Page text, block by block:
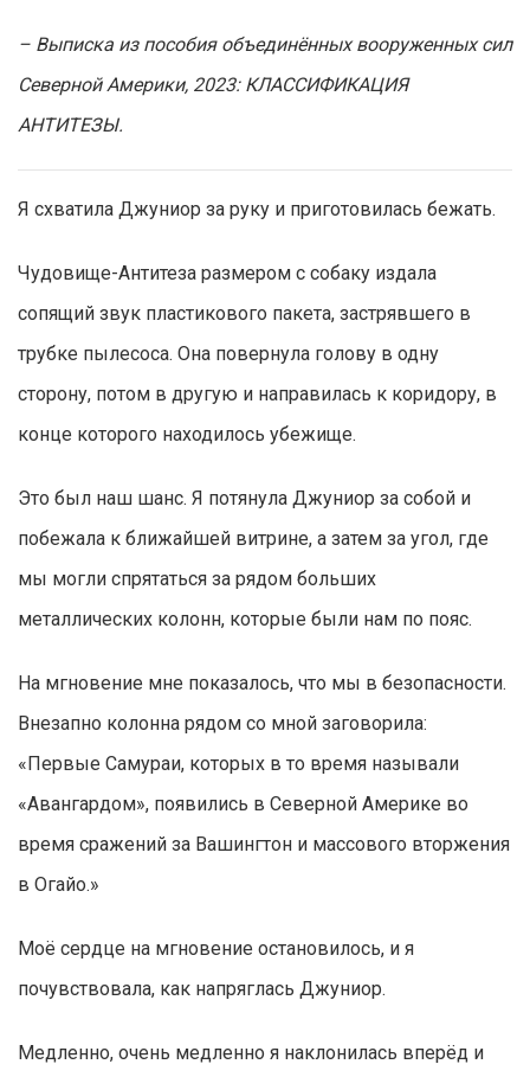
– Выписка из пособия объединённых вооруженных сил
Северной Америки, 2023: КЛАССИФИКАЦИЯ
АНТИТЕЗЫ.
Я схватила Джуниор за руку и приготовилась бежать.
Чудовище-Антитеза размером с собаку издала
сопящий звук пластикового пакета, застрявшего в
трубке пылесоса. Она повернула голову в одну
сторону, потом в другую и направилась к коридору, в
конце которого находилось убежище.
Это был наш шанс. Я потянула Джуниор за собой и
побежала к ближайшей витрине, а затем за угол, где
мы могли спрятаться за рядом больших
металлических колонн, которые были нам по пояс.
На мгновение мне показалось, что мы в безопасности.
Внезапно колонна рядом со мной заговорила:
«Первые Самураи, которых в то время называли
«Авангардом», появились в Северной Америке во
время сражений за Вашингтон и массового вторжения
в Огайо.»
Моё сердце на мгновение остановилось, и я
почувствовала, как напряглась Джуниор.
Медленно, очень медленно я наклонилась вперёд и